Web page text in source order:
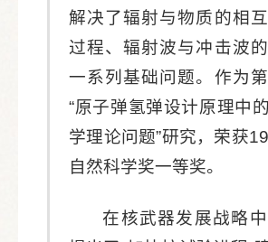
解决了辐射与物质的相
过程、辐射波与冲击波
一系列基础问题。作为
“原子弹氢弹设计原理中
学理论问题”研究，荣获
自然科学奖一等奖。
在核武器发展战略